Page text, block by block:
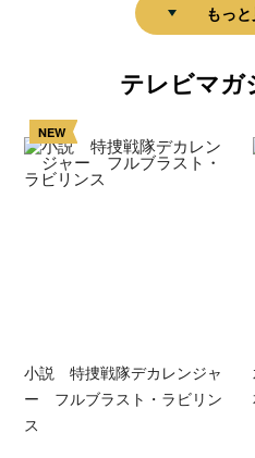
もっ
テレビマガ
NEW
小説 特捜戦隊デカレンジャ
ー フルブラスト・ラビリン
ス